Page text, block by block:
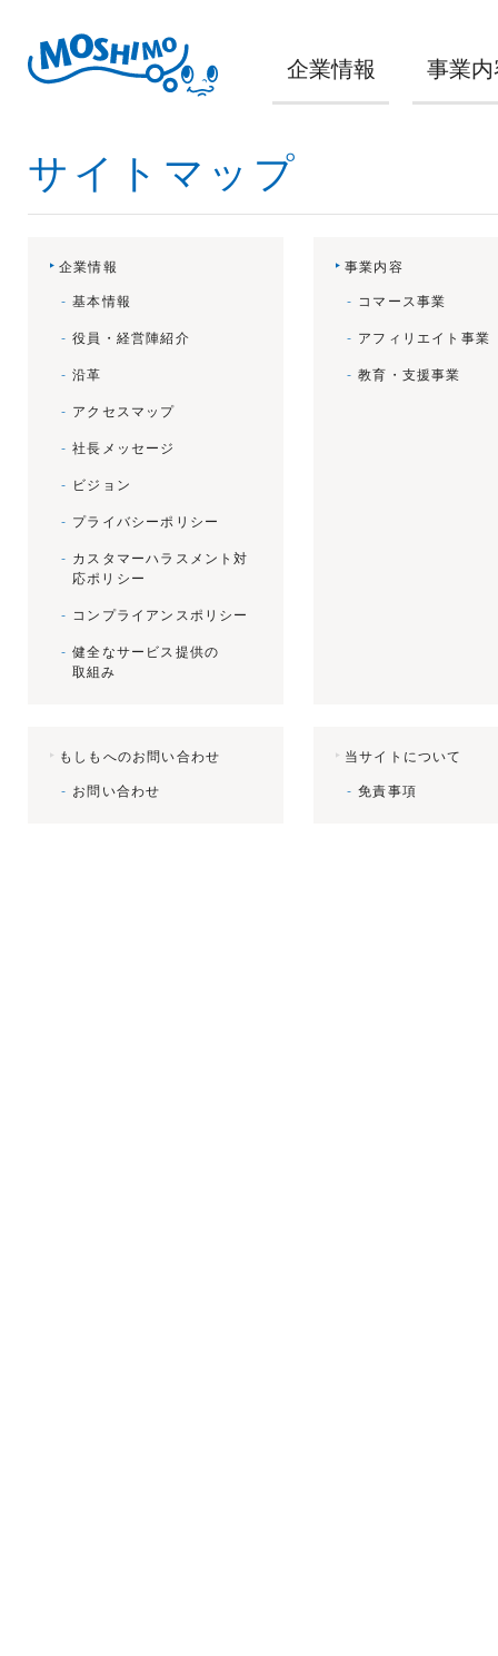
企業情報 事業内
サイトマップ
企業情報
基本情報
役員・経営陣紹介
沿革
アクセスマップ
社長メッセージ
ビジョン
プライバシーポリシー
カスタマーハラスメント対
応ポリシー
コンプライアンスポリシー
健全なサービス提供の
取組み
事業内容
コマース事業
アフィリエイト事業
教育・支援事業
もしもへのお問い合わせ
お問い合わせ
当サイトについて
免責事項